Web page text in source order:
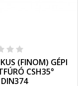
(FINOM) GÉPI
CSH35°
DIN374